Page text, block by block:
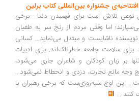
جشنواره بین‌المللی کتاب برلین
نوعی تلاش است برای فهمیدن دنیا... برخی
اما وقتی مردم از رنج سر به طغیان
ناشایست و مبتذل می‌نماید... کسانی
سلامت جامعه خطرناک‌اند. برای ادبیات
بر زبان کودکان و شاعران جاری می‌شود،
وجه مانع تجارت، دزدی و انحطاط نمی‌شود...
این اوج سیه‌روزی‌ست که برخی رهبران با
...